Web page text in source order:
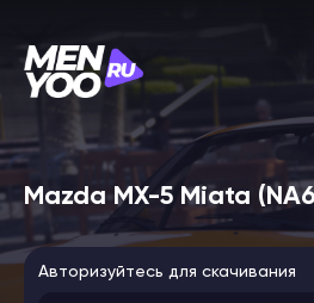
Mazda MX-5 Miata
Авторизуйтесь для скачивания